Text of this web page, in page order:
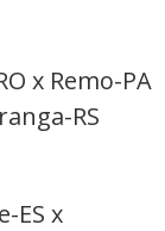
x Remo-PA
RS
ES x